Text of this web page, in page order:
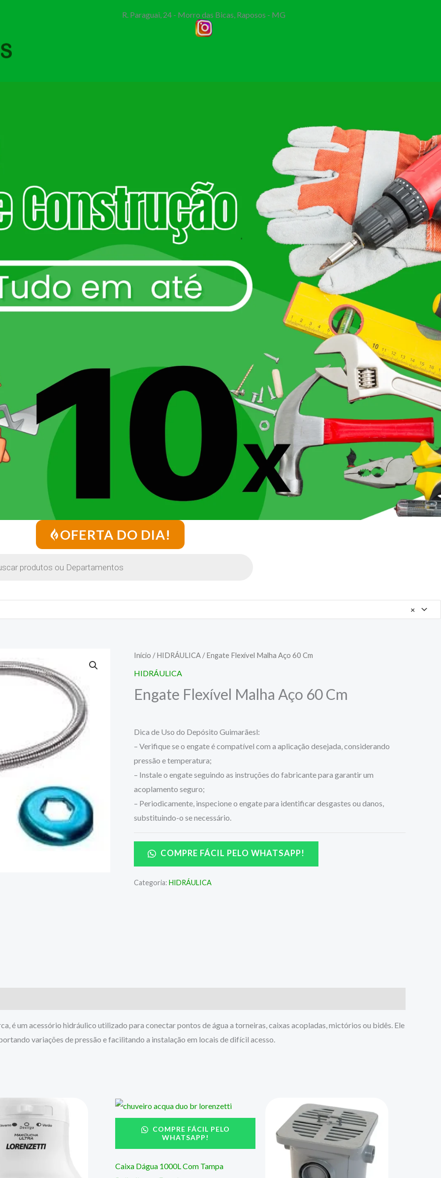
R. Paraguai, 24 - Morro das Bicas, Raposos - MG
OFERTA DO DIA!
×
Início /HIDRÁULICA / Engate Flexível Malha Aço 60 Cm
HIDRÁULICA
Engate Flexível Malha Aço 60 Cm
Dica de Uso do Depósito Guimarãesl:
– Verifique se o engate é compatível com a aplicação desejada, considerando
pressão e temperatura;
– Instale o engate seguindo as instruções do fabricante para garantir um
acoplamento seguro;
– Periodicamente, inspecione o engate para identificar desgastes ou danos,
substituindo-o se necessário.
COMPRE FÁCIL PELO WHATSAPP!
Categoria: HIDRÁULICA
é um acessório hidráulico utilizado para conectar pontos de água a torneiras, caixas acopladas, mictórios ou bidês. Ele
variações de pressão e facilitando a instalação em locais de difícil acesso.
COMPRE FÁCIL PELO
WHATSAPP!
Caixa Dágua 1000L Com Tampa